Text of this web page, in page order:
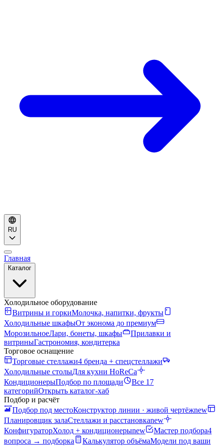
RU
Главная
Каталог
Холодильное оборудование
Витрины и горкиМолочка, напитки, фрукты
Холодильные шкафыОт эконома до премиум
МорозильноеЛари, бонеты, шкафы
Прилавки и
витриныГастрономия, кондитерка
Торговое оснащение
Торговые стеллажи4 бренда + спецстеллажи
Холодильные столыДля кухни HoReCa
КондиционерыПодбор по площади
Все 17
категорийОткрыть каталог-хаб
Подбор и расчёт
Подбор под местоКонструктор линии · живой чертёжnew
Планировщик залаСтеллажи и расстановкаnew
КонфигураторХолод + кондиционерыnew Мастер подбора4
вопроса → подборка
Калькулятор объёмаМодели под ваши